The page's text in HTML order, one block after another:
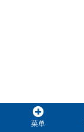
菜单